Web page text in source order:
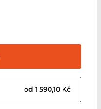
od 1 590,10 Kč